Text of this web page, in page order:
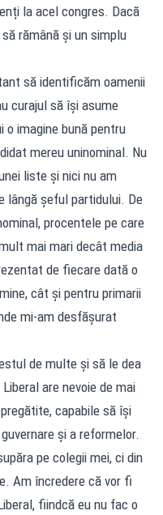
la acel congres. Dacă
rămână și un simplu
să identificăm oamenii
curajul să își asume
imagine bună pentru
mereu uninominal. Nu
liste și nici nu am
lângă șeful partidului. De
procentele pe care
mai mari decât media
de fiecare dată o
cât și pentru primarii
mi-am desfășurat
de multe și să le dea
are nevoie de mai
capabile să își
și a reformelor.
pe colegii mei, ci din
Am încredere că vor fi
fiindcă eu nu fac o